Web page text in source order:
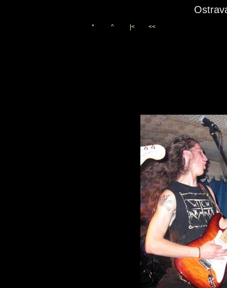
* ^ |< <<